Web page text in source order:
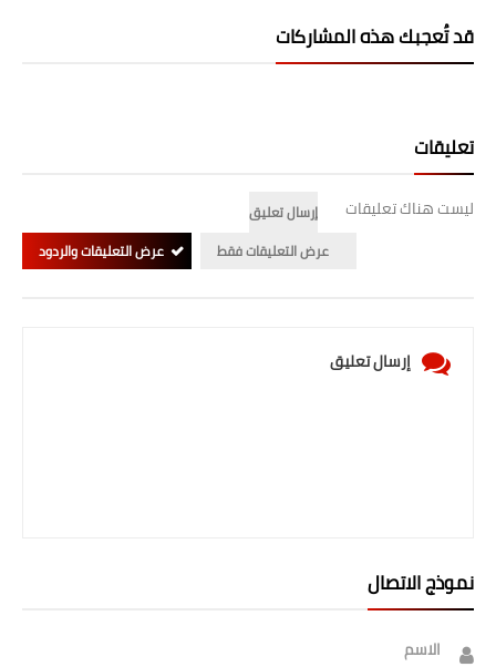
قد تُعجبك هذه المشاركات
تعليقات
ليست هناك تعليقات
إرسال تعليق
عرض التعليقات فقط
عرض التعليقات والردود
إرسال تعليق
نموذج الاتصال
الاسم